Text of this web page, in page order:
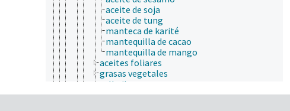
aceite de soja
aceite de tung
manteca de karité
mantequilla de cacao
mantequilla de mango
aceites foliares
grasas vegetales
tall oil
calidad del producto